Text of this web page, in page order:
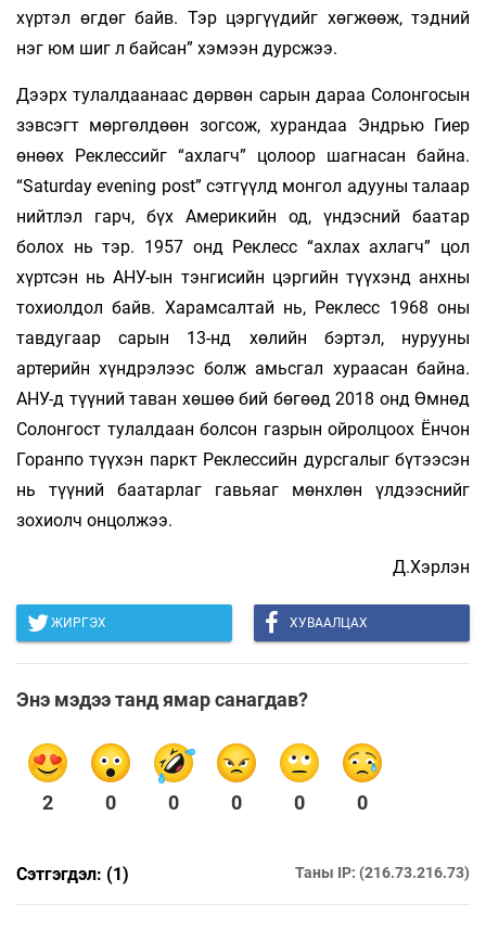
хүртэл өгдөг байв. Тэр цэргүүдийг хөгжөөж, тэдний
нэг юм шиг л байсан” хэмээн дурсжээ.
Дээрх тулалдаанаас дөрвөн сарын дараа Солонгосын
зэвсэгт мөргөлдөөн зогсож, хурандаа Эндрью Гиер
өнөөх Реклессийг “ахлагч” цолоор шагнасан байна.
“Saturday evening post” сэтгүүлд монгол адууны талаар
нийтлэл гарч, бүх Америкийн од, үндэсний баатар
болох нь тэр. 1957 онд Реклесс “ахлах ахлагч” цол
хүртсэн нь АНУ-ын тэнгисийн цэргийн түүхэнд анхны
тохиолдол байв. Харамсалтай нь, Реклесс 1968 оны
тавдугаар сарын 13-нд хөлийн бэртэл, нурууны
артерийн хүндрэлээс болж амьсгал хураасан байна.
АНУ-д түүний таван хөшөө бий бөгөөд 2018 онд Өмнөд
Солонгост тулалдаан болсон газрын ойролцоох Ёнчон
Горанпо түүхэн паркт Реклессийн дурсгалыг бүтээсэн
нь түүний баатарлаг гавьяаг мөнхлөн үлдээснийг
зохиолч онцолжээ.
Д.Хэрлэн
ЖИРГЭХ ХУВААЛЦАХ
Энэ мэдээ танд ямар санагдав?
2 0 0 0 0 0
Сэтгэгдэл: (1) Таны IP: (216.73.216.73)